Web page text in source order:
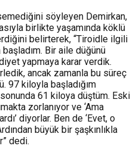
söyleyen Demirkan,
birlikte yaşamında köklü
belirterek, “Tiroidle ilgili
Bir aile düğünü
yapmaya karar verdik.
ancak zamanla bu süreç
97 kiloyla başladığım
61 kiloya düştüm. Eski
zorlanıyor ve ‘Ama
diyorlar. Ben de ‘Evet, o
büyük bir şaşkınlıkla
dedi.